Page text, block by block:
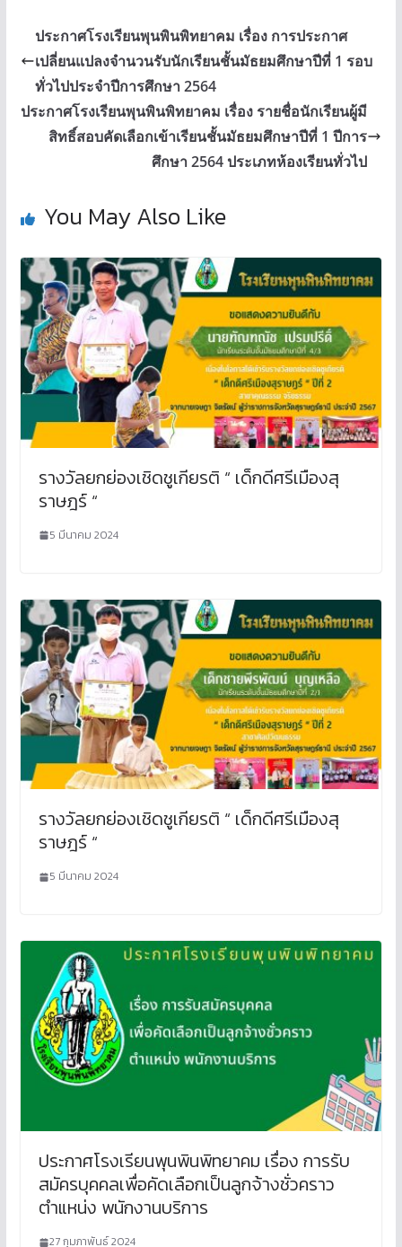
ประกาศโรงเรียนพุนพินพิทยาคม เรื่อง การประกาศ
เปลี่ยนแปลงจำนวนรับนักเรียนชั้นมัธยมศึกษาปีที่ 1 รอบ
ทั่วไปประจำปีการศึกษา 2564
ประกาศโรงเรียนพุนพินพิทยาคม เรื่อง รายชื่อนักเรียนผู้มี
สิทธิ์สอบคัดเลือกเข้าเรียนชั้นมัธยมศึกษาปีที่ 1 ปีการ
ศึกษา 2564 ประเภทห้องเรียนทั่วไป
You May Also Like
รางวัลยกย่องเชิดชูเกียรติ “ เด็กดีศรีเมืองสุ
ราษฎร์ “
5 มีนาคม 2024
รางวัลยกย่องเชิดชูเกียรติ “ เด็กดีศรีเมืองสุ
ราษฎร์ “
5 มีนาคม 2024
ประกาศโรงเรียนพุนพินพิทยาคม เรื่อง การรับ
สมัครบุคคลเพื่อคัดเลือกเป็นลูกจ้างชั่วคราว
ตำแหน่ง พนักงานบริการ
27 กุมภาพันธ์ 2024